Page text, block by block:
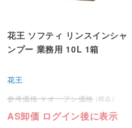
花王 ソフティ リンスインシャ
ンプー 業務用 10L 1箱
花王
オープン価格
AS卸価 ログイン後に表示